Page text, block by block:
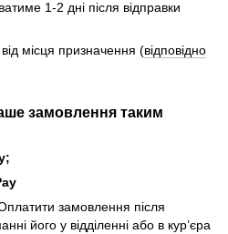
1-2 дні після відправки
місця призначення (відповідно
замовлення таким
замовлення після
його у відділенні або в кур’єра